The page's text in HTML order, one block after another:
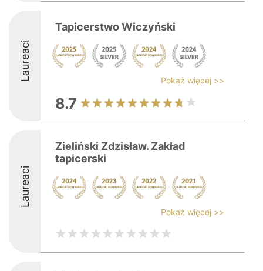
Laureaci
Tapicerstwo Wiczyński
Pokaż więcej >>
8.7
Laureaci
Zieliński Zdzisław. Zakład
tapicerski
Pokaż więcej >>